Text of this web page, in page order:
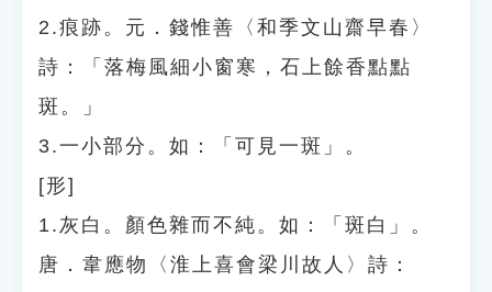
2.痕跡。元．錢惟善〈和季文山齋早春〉
詩：「落梅風細小窗寒，石上餘香點點
斑。」
3.一小部分。如：「可見一斑」。
[形]
1.灰白。顏色雜而不純。如：「斑白」。
唐．韋應物〈淮上喜會梁川故人〉詩：